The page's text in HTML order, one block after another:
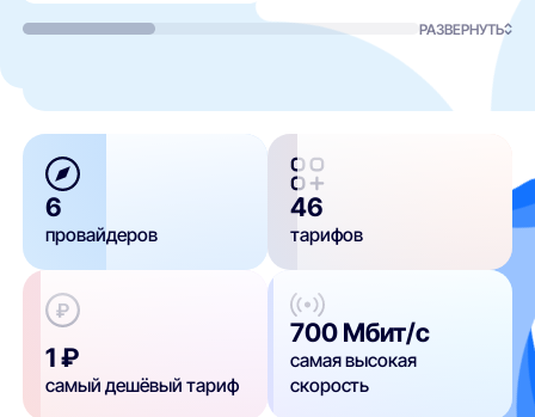
РАЗВЕРНУТЬ
6
провайдеров
46
тарифов
1 ₽
самый дешёвый тариф
700 Мбит/с
самая высокая
скорость